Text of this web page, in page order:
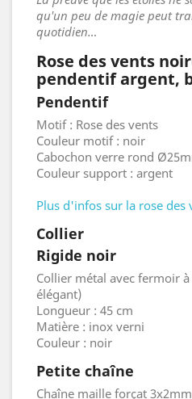
qu'un peu de magie peut
quotidien…
Rose des vents
pendentif argent,
Pendentif
Motif : Rose des vents
Couleur motif : noir
Cabochon verre rond
Couleur support : argent
Plus d'infos sur la rose des
Collier
Rigide noir
Collier métal avec fermoir
élégant)
Longueur : 45 cm
Matière : inox verni
Couleur : noir
Petite chaîne
Chaîne maille forçat 3x2mm